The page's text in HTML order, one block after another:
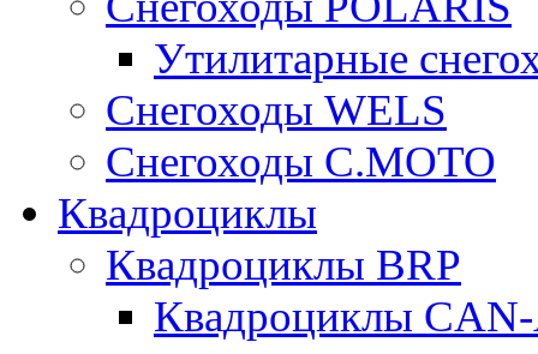
Утилитарные
Cнегоходы WELS
Снегоходы C.MOTO
Квадроциклы
Квадроциклы BRP
Квадроциклы